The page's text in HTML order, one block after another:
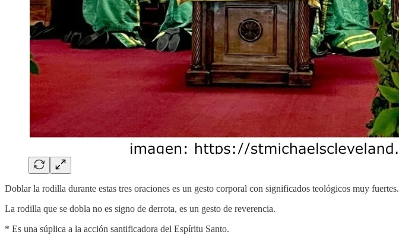
Doblar la rodilla durante estas tres oraciones es un gesto corporal con significados teológicos muy fuertes.
La rodilla que se dobla no es signo de derrota, es un gesto de reverencia.
* Es una súplica a la acción santificadora del Espíritu Santo.